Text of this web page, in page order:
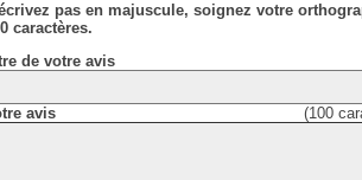
pas en majuscule, soignez votre
caractères.
de votre avis
avis (100